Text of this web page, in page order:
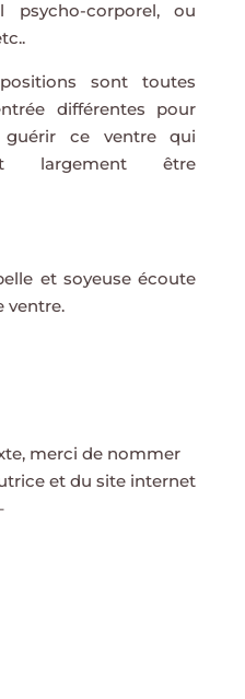
psycho-corporel, ou
sont toutes
différentes pour
guérir ce ventre qui
largement être
et soyeuse écoute
ventre.
merci de nommer
et du site internet